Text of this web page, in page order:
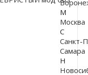
М
Москва
С
Санкт-
Самара
Н